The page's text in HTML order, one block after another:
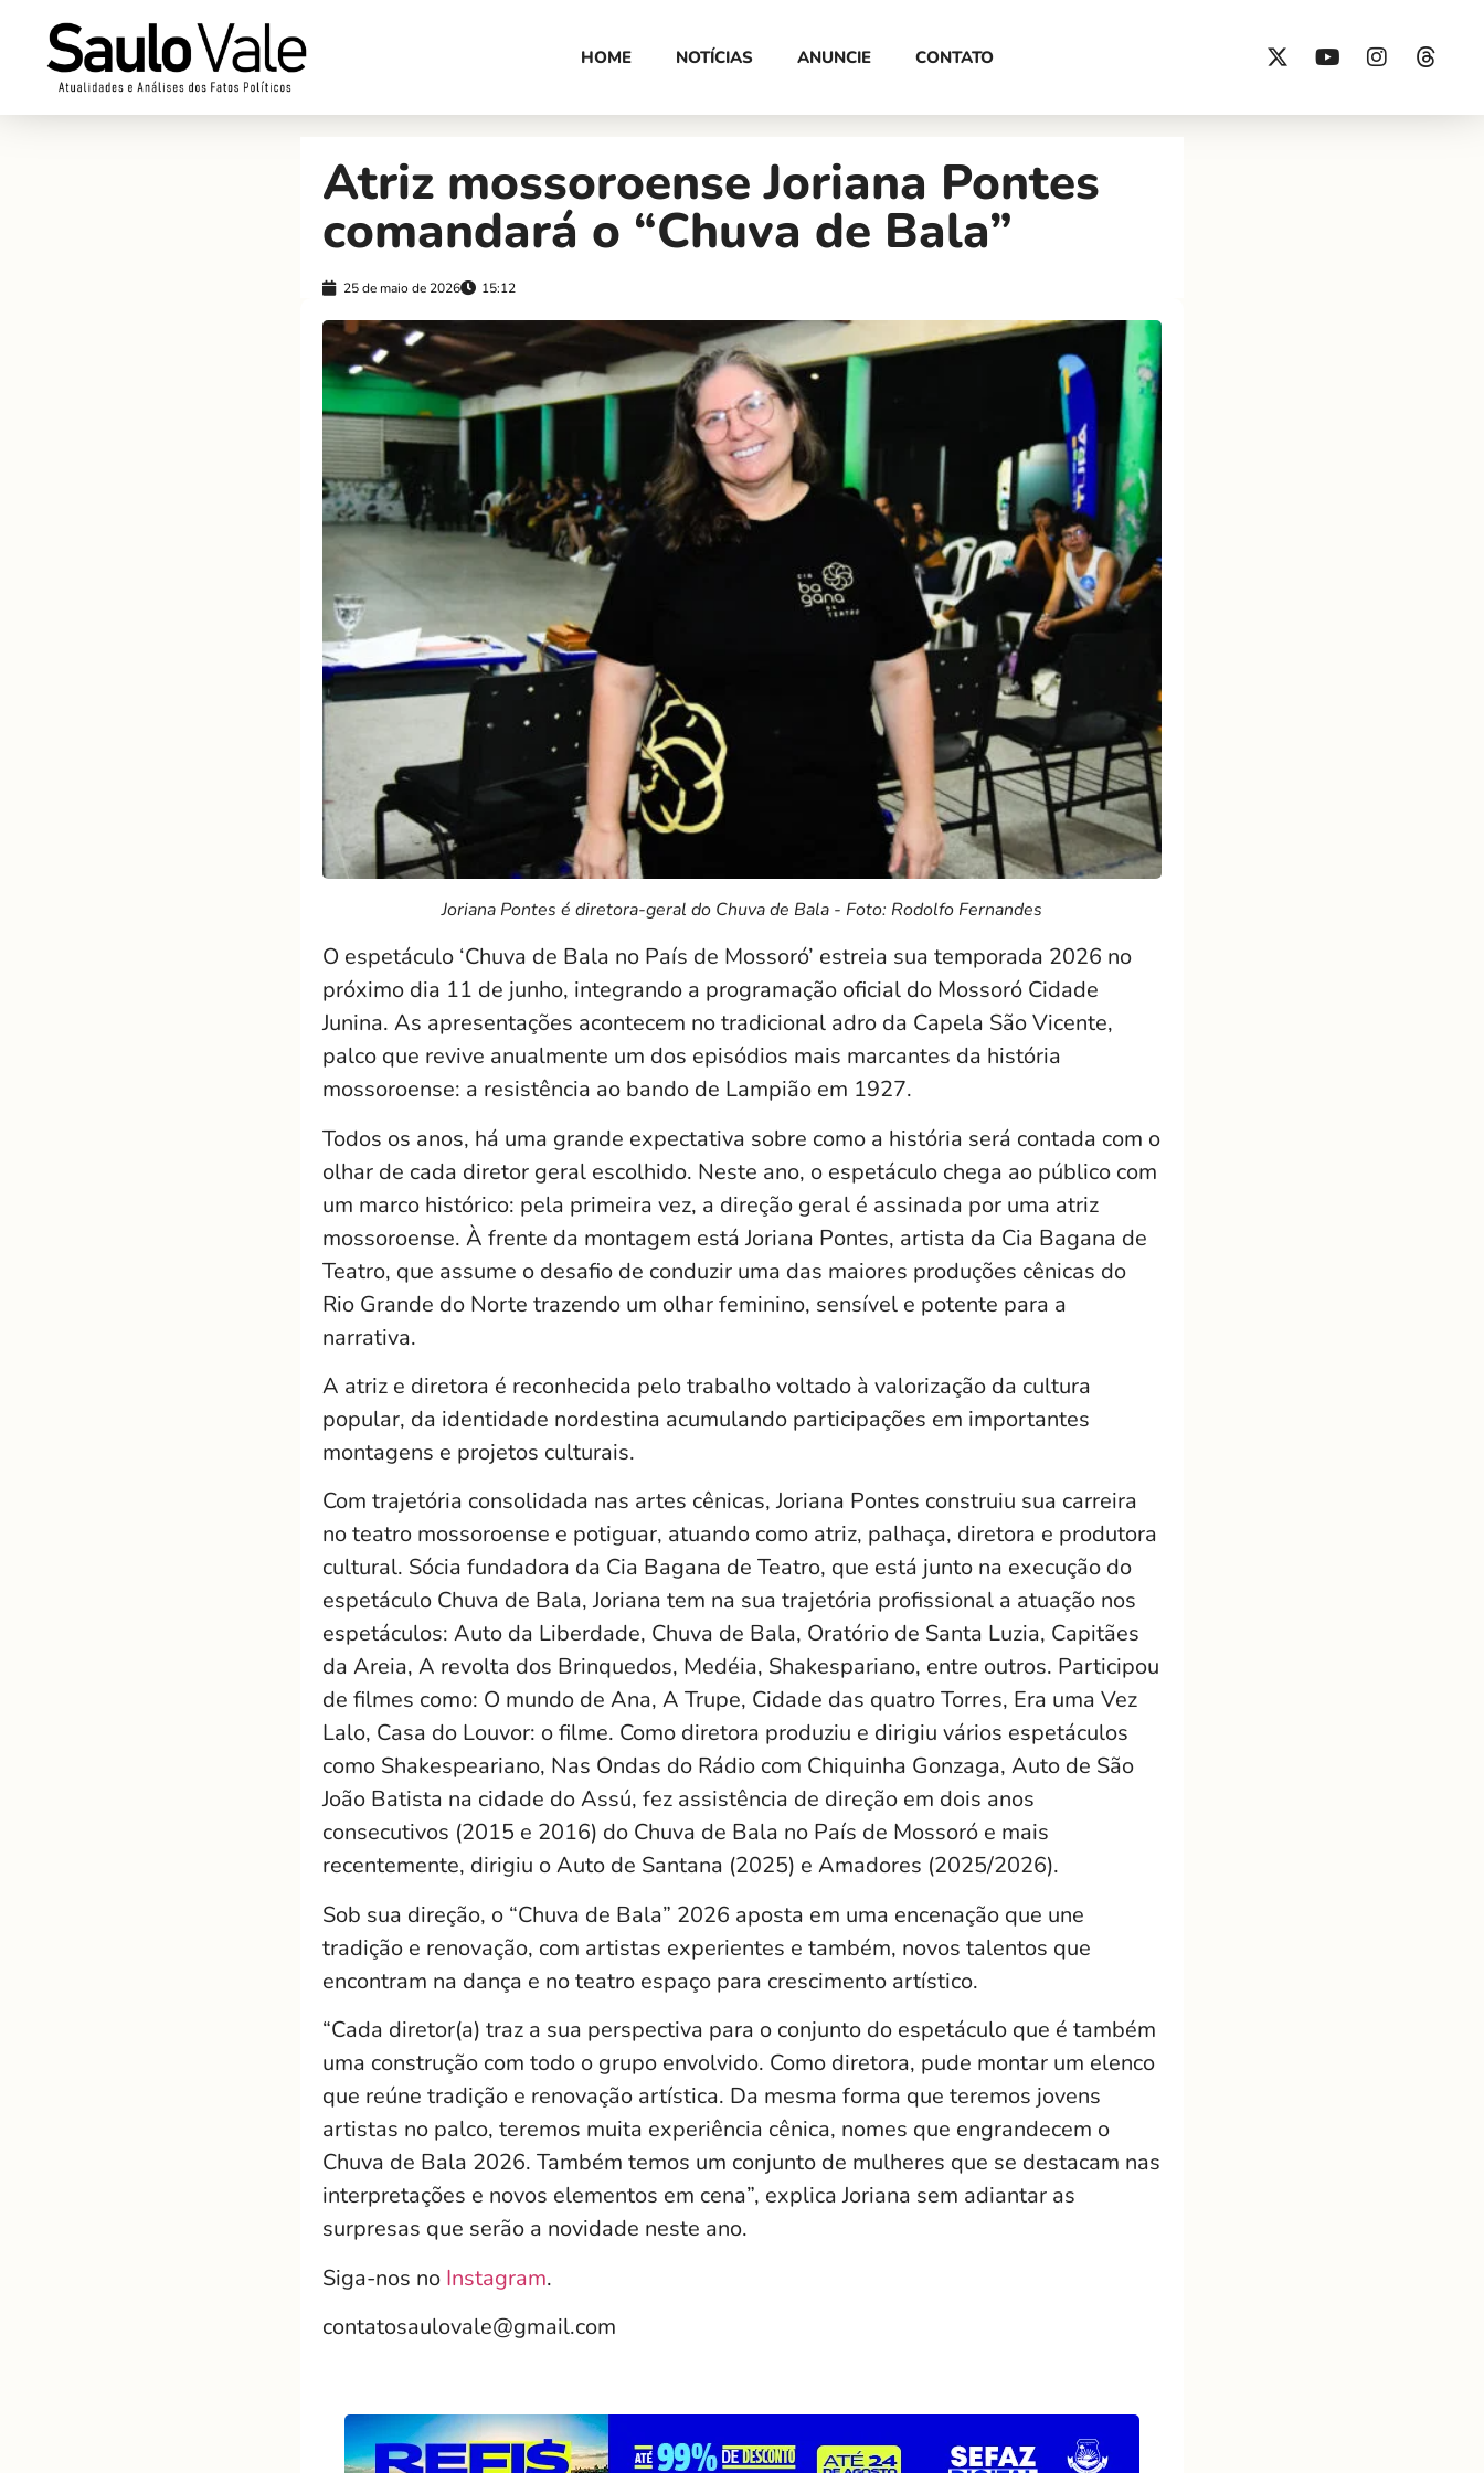
HOME NOTÍCIAS ANUNCIE CONTATO
Atriz mossoroense Joriana Pontes
comandará o “Chuva de Bala”
25 de maio de 2026 15:12
Joriana Pontes é diretora-geral do Chuva de Bala - Foto: Rodolfo Fernandes
O espetáculo ‘Chuva de Bala no País de Mossoró’ estreia sua temporada 2026 no
próximo dia 11 de junho, integrando a programação oficial do Mossoró Cidade
Junina. As apresentações acontecem no tradicional adro da Capela São Vicente,
palco que revive anualmente um dos episódios mais marcantes da história
mossoroense: a resistência ao bando de Lampião em 1927.
Todos os anos, há uma grande expectativa sobre como a história será contada com o
olhar de cada diretor geral escolhido. Neste ano, o espetáculo chega ao público com
um marco histórico: pela primeira vez, a direção geral é assinada por uma atriz
mossoroense. À frente da montagem está Joriana Pontes, artista da Cia Bagana de
Teatro, que assume o desafio de conduzir uma das maiores produções cênicas do
Rio Grande do Norte trazendo um olhar feminino, sensível e potente para a
narrativa.
A atriz e diretora é reconhecida pelo trabalho voltado à valorização da cultura
popular, da identidade nordestina acumulando participações em importantes
montagens e projetos culturais.
Com trajetória consolidada nas artes cênicas, Joriana Pontes construiu sua carreira
no teatro mossoroense e potiguar, atuando como atriz, palhaça, diretora e produtora
cultural. Sócia fundadora da Cia Bagana de Teatro, que está junto na execução do
espetáculo Chuva de Bala, Joriana tem na sua trajetória profissional a atuação nos
espetáculos: Auto da Liberdade, Chuva de Bala, Oratório de Santa Luzia, Capitães
da Areia, A revolta dos Brinquedos, Medéia, Shakespariano, entre outros. Participou
de filmes como: O mundo de Ana, A Trupe, Cidade das quatro Torres, Era uma Vez
Lalo, Casa do Louvor: o filme. Como diretora produziu e dirigiu vários espetáculos
como Shakespeariano, Nas Ondas do Rádio com Chiquinha Gonzaga, Auto de São
João Batista na cidade do Assú, fez assistência de direção em dois anos
consecutivos (2015 e 2016) do Chuva de Bala no País de Mossoró e mais
recentemente, dirigiu o Auto de Santana (2025) e Amadores (2025/2026).
Sob sua direção, o “Chuva de Bala” 2026 aposta em uma encenação que une
tradição e renovação, com artistas experientes e também, novos talentos que
encontram na dança e no teatro espaço para crescimento artístico.
“Cada diretor(a) traz a sua perspectiva para o conjunto do espetáculo que é também
uma construção com todo o grupo envolvido. Como diretora, pude montar um elenco
que reúne tradição e renovação artística. Da mesma forma que teremos jovens
artistas no palco, teremos muita experiência cênica, nomes que engrandecem o
Chuva de Bala 2026. Também temos um conjunto de mulheres que se destacam nas
interpretações e novos elementos em cena”, explica Joriana sem adiantar as
surpresas que serão a novidade neste ano.
Siga-nos no Instagram.
contatosaulovale@gmail.com